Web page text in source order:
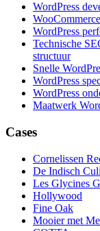
WordPress
WordPress
Technische
structuur
Snelle
WordPress
WordPress
Maatwerk
Cases
Cornelissen
De Indisch
Les Glycines
Hollywood
Fine Oak
Mooier met